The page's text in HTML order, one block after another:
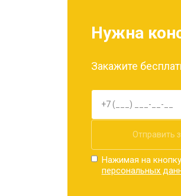
Замена дисплея
Замена
Замена кнопки
Нужна
Закажите
Отправить
Нажимая на
персональных